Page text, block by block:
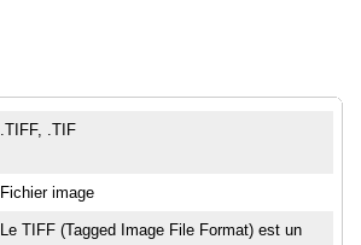
.TIFF, .TIF
Fichier image
Le TIFF (Tagged Image File Format) est un